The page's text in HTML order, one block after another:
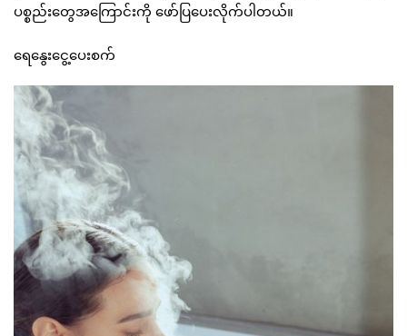
ပစ္စည်းတွေအကြောင်းကို ဖော်ပြပေးလိုက်ပါတယ်။
ရေနွေးငွေ့ပေးစက်